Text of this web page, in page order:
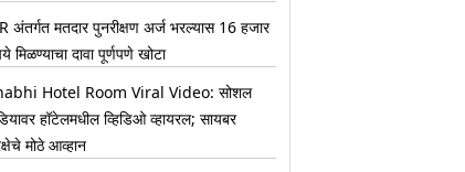
अंतर्गत मतदार पुनरीक्षण अर्ज भरल्यास 16 हजार
मिळण्याचा दावा पूर्णपणे खोटा
Hotel Room Viral Video: सोशल
हॉटेलमधील व्हिडिओ व्हायरल; सायबर
मोठे आव्हान